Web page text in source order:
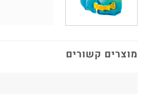
מוצרים קשורים